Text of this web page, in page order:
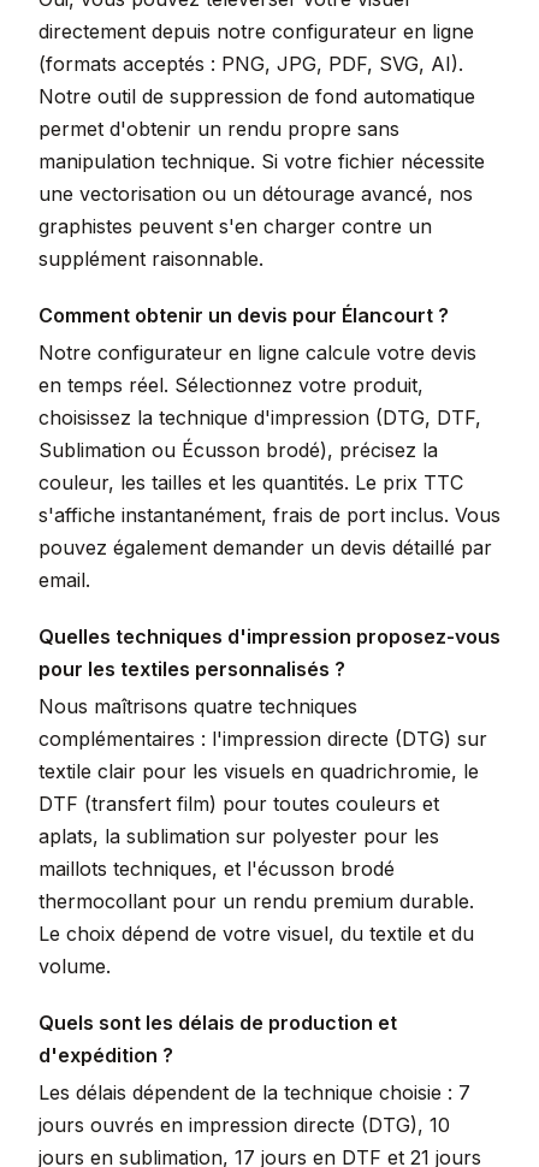
directement depuis notre configurateur en ligne
(formats acceptés : PNG, JPG, PDF, SVG, AI).
Notre outil de suppression de fond automatique
permet d'obtenir un rendu propre sans
manipulation technique. Si votre fichier nécessite
une vectorisation ou un détourage avancé, nos
graphistes peuvent s'en charger contre un
supplément raisonnable.
Comment obtenir un devis pour Élancourt ?
Notre configurateur en ligne calcule votre devis
en temps réel. Sélectionnez votre produit,
choisissez la technique d'impression (DTG, DTF,
Sublimation ou Écusson brodé), précisez la
couleur, les tailles et les quantités. Le prix TTC
s'affiche instantanément, frais de port inclus. Vous
pouvez également demander un devis détaillé par
email.
Quelles techniques d'impression proposez-vous
pour les textiles personnalisés ?
Nous maîtrisons quatre techniques
complémentaires : l'impression directe (DTG) sur
textile clair pour les visuels en quadrichromie, le
DTF (transfert film) pour toutes couleurs et
aplats, la sublimation sur polyester pour les
maillots techniques, et l'écusson brodé
thermocollant pour un rendu premium durable.
Le choix dépend de votre visuel, du textile et du
volume.
Quels sont les délais de production et
d'expédition ?
Les délais dépendent de la technique choisie : 7
jours ouvrés en impression directe (DTG), 10
jours en sublimation, 17 jours en DTF et 21 jours